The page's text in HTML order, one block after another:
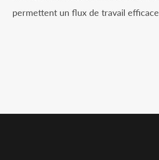
permettent un flux de travail